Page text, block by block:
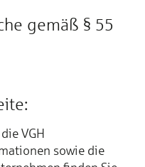
gemäß § 55
VGH
sowie die